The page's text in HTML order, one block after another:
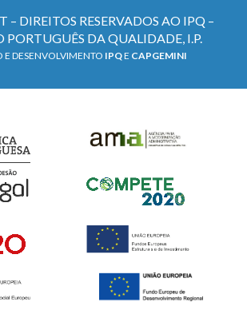
– DIREITOS RESERVADOS AO IPQ –
DA QUALIDADE, I.P.
E DESENVOLVIMENTO IPQE CAPGEMINI